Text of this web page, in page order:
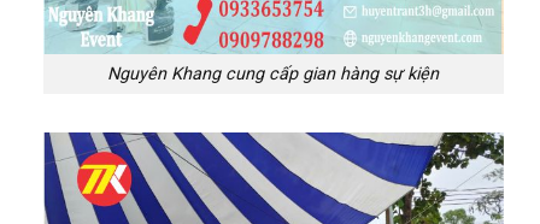
Nguyên Khang cung cấp gian hàng sự kiện